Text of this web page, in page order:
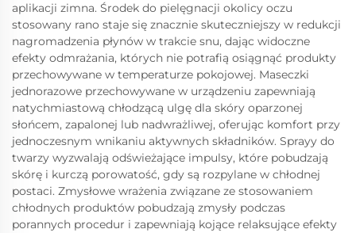
aplikacji zimna. Środek do pielęgnacji okolicy oczu
stosowany rano staje się znacznie skuteczniejszy w redukcji
nagromadzenia płynów w trakcie snu, dając widoczne
efekty odmrażania, których nie potrafią osiągnąć produkty
przechowywane w temperaturze pokojowej. Maseczki
jednorazowe przechowywane w urządzeniu zapewniają
natychmiastową chłodzącą ulgę dla skóry oparzonej
słońcem, zapalonej lub nadwrażliwej, oferując komfort przy
jednoczesnym wnikaniu aktywnych składników. Sprayy do
twarzy wyzwalają odświeżające impulsy, które pobudzają
skórę i kurczą porowatość, gdy są rozpylane w chłodnej
postaci. Zmysłowe wrażenia związane ze stosowaniem
chłodnych produktów pobudzają zmysły podczas
porannych procedur i zapewniają kojące relaksujące efekty